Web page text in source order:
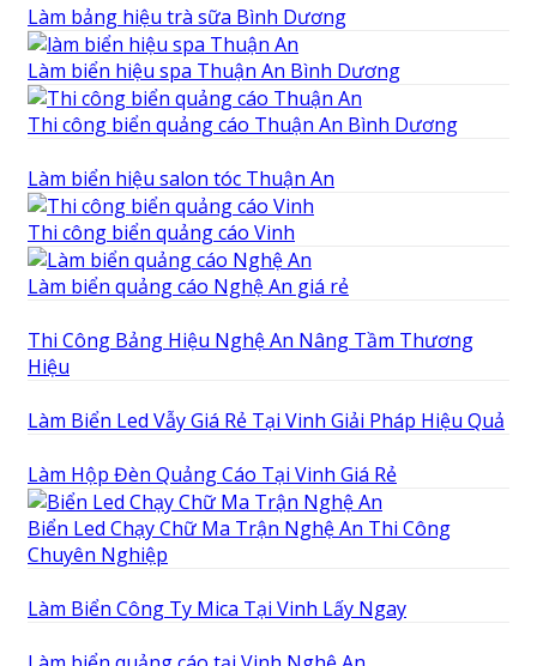
Làm bảng hiệu trà sữa Bình Dương
Làm biển hiệu spa Thuận An Bình Dương
Thi công biển quảng cáo Thuận An Bình Dương
Làm biển hiệu salon tóc Thuận An
Thi công biển quảng cáo Vinh
Làm biển quảng cáo Nghệ An giá rẻ
Thi Công Bảng Hiệu Nghệ An Nâng Tầm Thương
Hiệu
Làm Biển Led Vẫy Giá Rẻ Tại Vinh Giải Pháp Hiệu Quả
Làm Hộp Đèn Quảng Cáo Tại Vinh Giá Rẻ
Biển Led Chạy Chữ Ma Trận Nghệ An Thi Công
Chuyên Nghiệp
Làm Biển Công Ty Mica Tại Vinh Lấy Ngay